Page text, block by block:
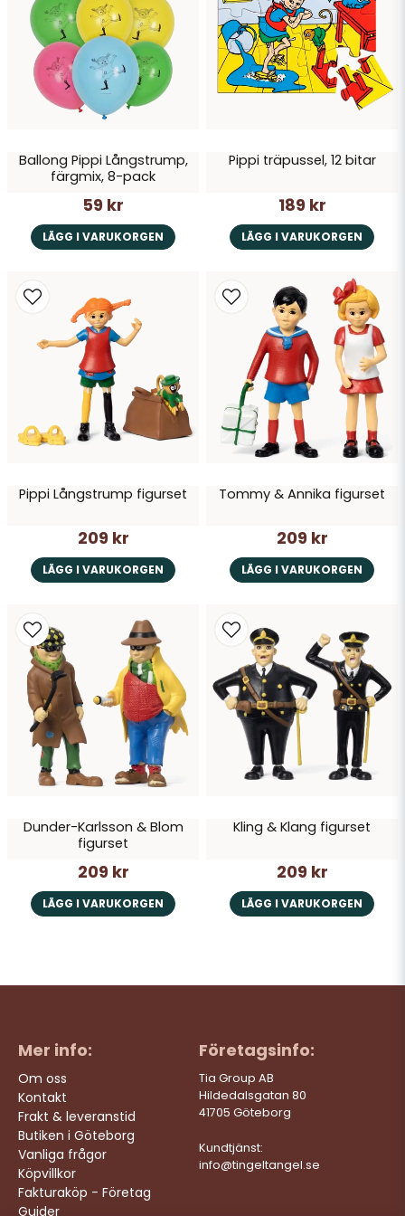
Skicka fråga
Ballong Pippi Långstrump,
färgmix, 8-pack
59 kr
LÄGG I VARUKORGEN
Pippi träpussel, 12 bitar
189 kr
LÄGG I VARUKORGEN
Pippi Långstrump figurset
209 kr
LÄGG I VARUKORGEN
Tommy & Annika figurset
209 kr
LÄGG I VARUKORGEN
Dunder-Karlsson & Blom
figurset
209 kr
LÄGG I VARUKORGEN
Kling & Klang figurset
209 kr
LÄGG I VARUKORGEN
Mer info:
Om oss
Kontakt
Frakt & leveranstid
Butiken i Göteborg
Vanliga frågor
Köpvillkor
Fakturaköp - Företag
Guider
Företagsinfo:
Tia Group AB
Hildedalsgatan 80
41705 Göteborg
Kundtjänst:
info@tingeltangel.se